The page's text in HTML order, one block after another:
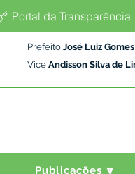
Portal da Transparência
Prefeito José Luiz
Vice Andisson Silva de
Publicações 🔽